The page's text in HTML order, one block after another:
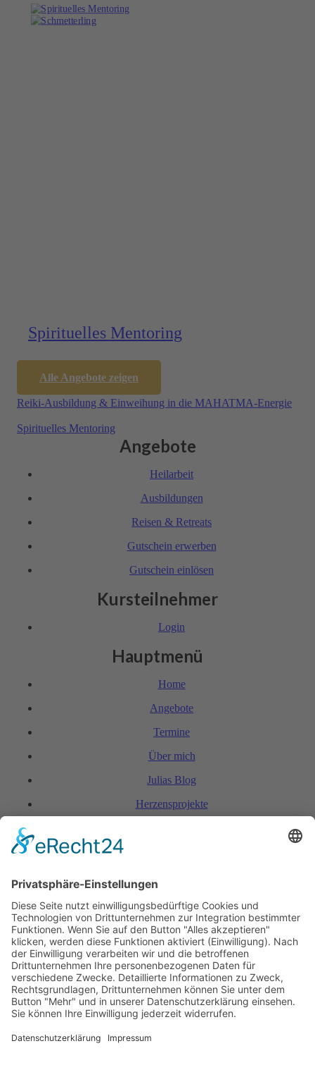
Spirituelles Mentoring
Alle Angebote zeigen
Reiki-Ausbildung & Einweihung in die MAHATMA-Energie
Spirituelles Mentoring
Angebote
Heil­arbeit
Ausbil­dungen
Reisen & Retreats
Gutschein erwerben
Gutschein einlösen
Kursteilnehmer
Login
Hauptmenü
Home
Angebote
Termine
Über mich
Julias Blog
Herzensprojekte
Rechtliches
Hinweis zur Heilarbeit
Daten­schutz­er­klärung
Impressum
Spendenkonto Indien
Indienreise 2027
Kontakt
+423 798 85 78